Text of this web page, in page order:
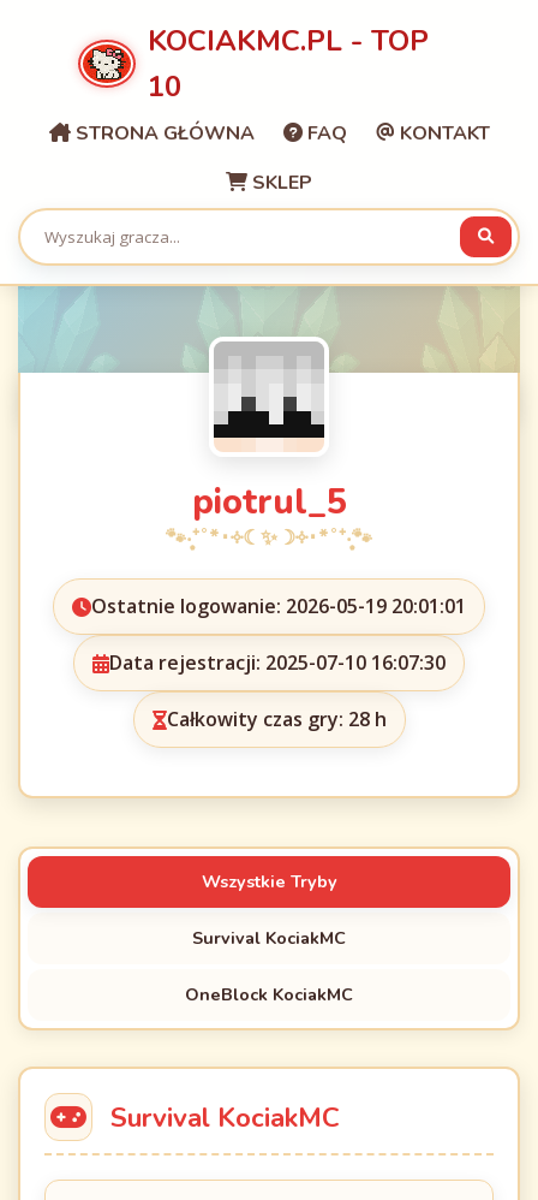
KOCIAKMC.PL - TOP
10
STRONA GŁÓWNA FAQ
KONTAKT
SKLEP
piotrul_5
Ostatnie logowanie: 2026-05-19 20:01:01
Data rejestracji: 2025-07-10 16:07:30
Całkowity czas gry: 28 h
Wszystkie Tryby
Survival KociakMC
OneBlock KociakMC
Survival KociakMC